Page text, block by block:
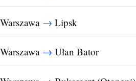
Warszawa → Lipsk
Warszawa → Ułan Bator